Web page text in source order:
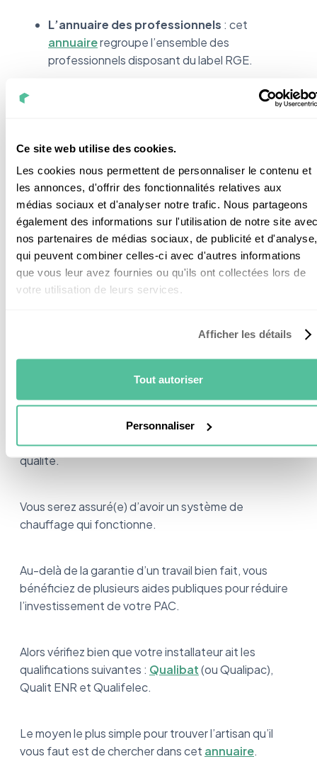
Ce site web utilise des cookies.
Les cookies nous permettent de personnaliser le contenu et
les annonces, d'offrir des fonctionnalités relatives aux
médias sociaux et d'analyser notre trafic. Nous partageons
également des informations sur l'utilisation de notre site
nos partenaires de médias sociaux, de publicité et d'analyse,
qui peuvent combiner celles-ci avec d'autres informations
que vous leur avez fournies ou qu'ils ont collectées lors de
votre utilisation de leurs services.
Afficher les détails
Tout autoriser
Personnaliser
L’annuaire des professionnels : cet
annuaireregroupe l’ensemble des
professionnels disposant du label RGE.
certifié, il est fort probable qu’il le mette en
Le devis: le label doit apparaître directement
La demande expresse :si vous ne voyez
aucune trace, vous pouvez aussi demander à
l’artisan sa certification.
Faisons un petit topo sur cette qualification pour les
pompes à chaleur. Comme ça, vous n'oublierez rien.
Faire appel à une entreprise RGE pour l’installation de
votre pompe à chaleur, c’est d’abord un signe de
qualité.
Vous serez assuré(e) d’avoir un système de
chauffage qui fonctionne.
Au-delà de la garantie d’un travail bien fait, vous
bénéficiez de plusieurs aides publiques pour réduire
l’investissement de votre PAC.
Alors vérifiez bien que votre installateur ait les
qualifications suivantes : Qualibat(ou Qualipac),
Qualit ENR et Qualifelec.
Le moyen le plus simple pour trouver l’artisan qu’il
vous faut est de chercher dans cet annuaire.